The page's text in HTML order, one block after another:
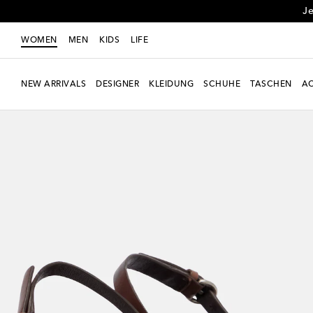
WOMEN MEN KIDS LIFE
NEW ARRIVALS DESIGNER KLEIDUNG SCHUHE TASCHEN